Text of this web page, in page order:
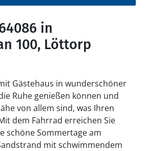
in
100, Löttorp
Gästehaus in wunderschöner
Ruhe genießen können und
von allem sind, was Ihren
dem Fahrrad erreichen Sie
schöne Sommertage am
mit schwimmendem